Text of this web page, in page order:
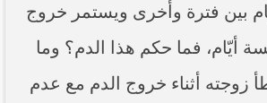
بين فترة وأخرى ويستمر خروج
أيّام، فما حكم هذا الدم؟ وما
زوجته أثناء خروج الدم مع عدم